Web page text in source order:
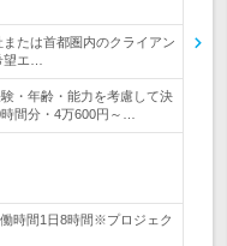
または首都圏内のクライアン
望エ…
・年齢・能力を考慮して決
間分・4万600円～…
時間1日8時間※プロジェク